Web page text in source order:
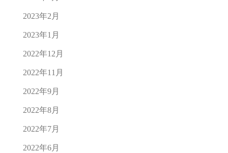
2023年2月
2023年1月
2022年12月
2022年11月
2022年9月
2022年8月
2022年7月
2022年6月